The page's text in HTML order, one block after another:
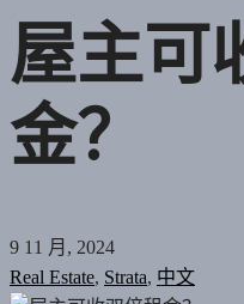
屋主可
金？
9 11 月, 2024
Real Estate, Strata, 中文